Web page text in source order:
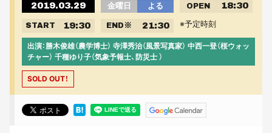
2019.03.29 金曜日 よる OPEN 18:30
START 19:30 END ※ 21:30 ※予定時刻
出演：勝木俊雄（農学博士） 寺澤秀治（風景写真家） 中西一登（桜ウォッ
チャー） 千種ゆり子（気象予報士、防災士 ）
SOLD OUT！